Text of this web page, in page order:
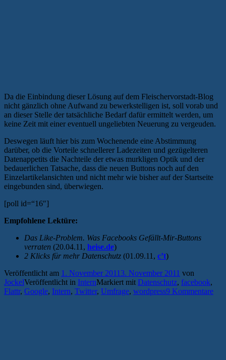
Da die Einbindung dieser Lösung auf dem Fleischervorstadt-Blog
nicht gänzlich ohne Aufwand zu bewerkstelligen ist, soll vorab und
an dieser Stelle der tatsächliche Bedarf dafür ermittelt werden, um
keine Zeit mit einer eventuell ungeliebten Neuerung zu vergeuden.
Deswegen läuft hier bis zum Wochenende eine Abstimmung
darüber, ob die Vorteile schnellerer Ladezeiten und gezügelteren
Datenappetits die Nachteile der etwas murkligen Optik und der
bedauerlichen Tatsache, dass die neuen Buttons noch auf den
Einzelartikelansichten und nicht mehr wie bisher auf der Startseite
eingebunden sind, überwiegen.
[poll id=“16″]
Empfohlene Lektüre:
Das Like-Problem. Was Facebooks Gefällt-Mir-Buttons
verraten (20.04.11, heise.de)
2 Klicks für mehr Datenschutz (01.09.11, c’t)
Veröffentlicht am 1. November 20113. November 2011 von
JockelVeröffentlicht in InternMarkiert mit Datenschutz, facebook,
Flattr, Google, Intern, Twitter, Umfrage, wordpress9 Kommentare